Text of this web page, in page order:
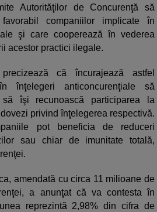
Autorităţilor de Concurenţă să
companiilor implicate în
şi care cooperează în vederea
acestor practici ilegale.
că încurajează astfel
înţelegeri anticoncurenţiale să
să îşi recunoască participarea la
privind înţelegerea respectivă.
pot beneficia de reduceri
sau chiar de imunitate totală,
amendată cu circa 11 milioane de
a anunţat că va contesta în
reprezintă 2,98% din cifra de